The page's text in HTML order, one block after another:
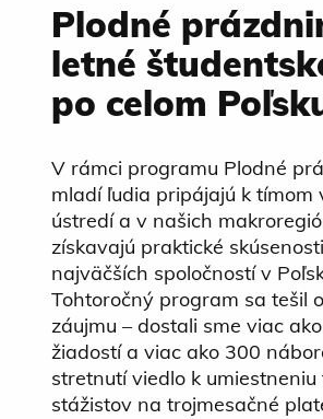
Plodné
letné
po celom
V rámci programu Plodné
mladí ľudia pripájajú k tímom
ústredí a v našich
získavajú praktické
najväčších spoločností v
Tohtoročný program sa tešil
záujmu – dostali sme viac
žiadostí a viac ako 300
stretnutí viedlo k
stážistov na trojmesačné